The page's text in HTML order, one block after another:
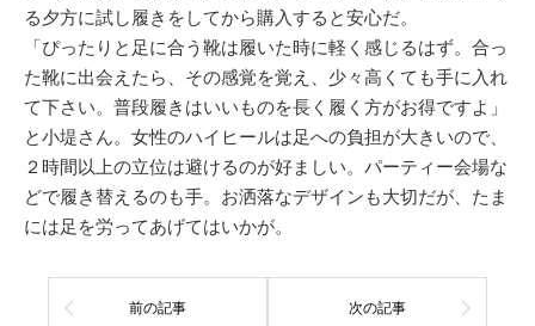
る夕方に試し履きをしてから購入すると安心だ。
「ぴったりと足に合う靴は履いた時に軽く感じるはず。合っ
た靴に出会えたら、その感覚を覚え、少々高くても手に入れ
て下さい。普段履きはいいものを長く履く方がお得ですよ」
と小堤さん。女性のハイヒールは足への負担が大きいので、
２時間以上の立位は避けるのが好ましい。パーティー会場な
どで履き替えるのも手。お洒落なデザインも大切だが、たま
には足を労ってあげてはいかが。
前の記事 次の記事